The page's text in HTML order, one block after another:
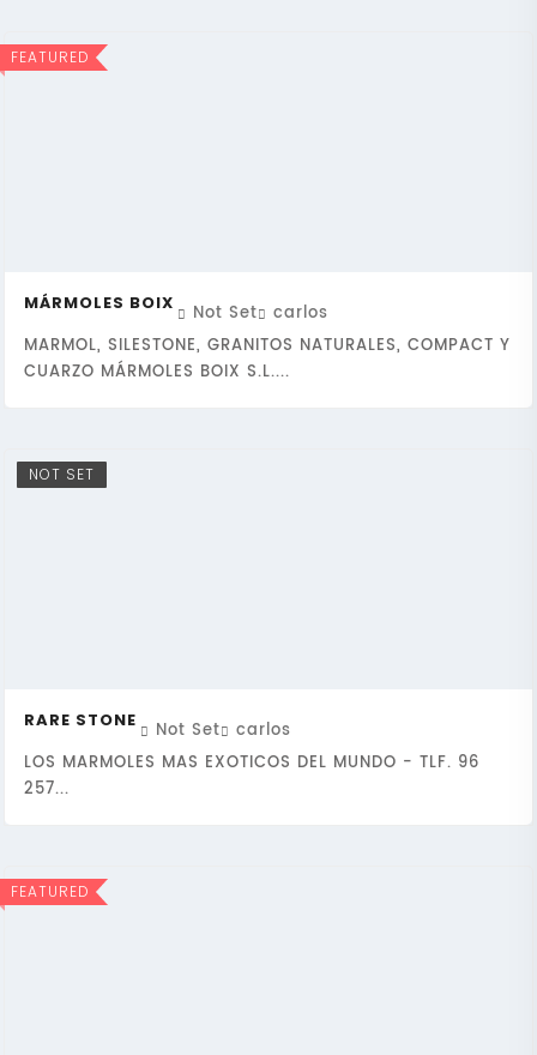
FEATURED
MÁRMOLES BOIX Not Set
carlos
MARMOL, SILESTONE, GRANITOS NATURALES, COMPACT Y
CUARZO MÁRMOLES BOIX S.L....
NOT SET
RARE STONE Not Set
carlos
LOS MARMOLES MAS EXOTICOS DEL MUNDO - TLF. 96
257...
FEATURED